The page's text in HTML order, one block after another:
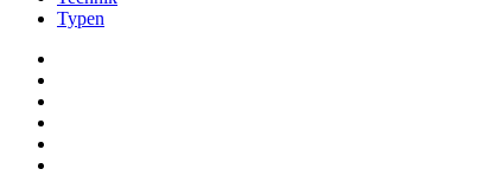
Typen